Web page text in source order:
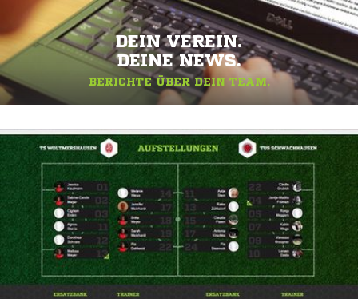
DEIN VEREIN.
DEINE NEWS.
BERICHTE ÜBER DEIN TEAM.